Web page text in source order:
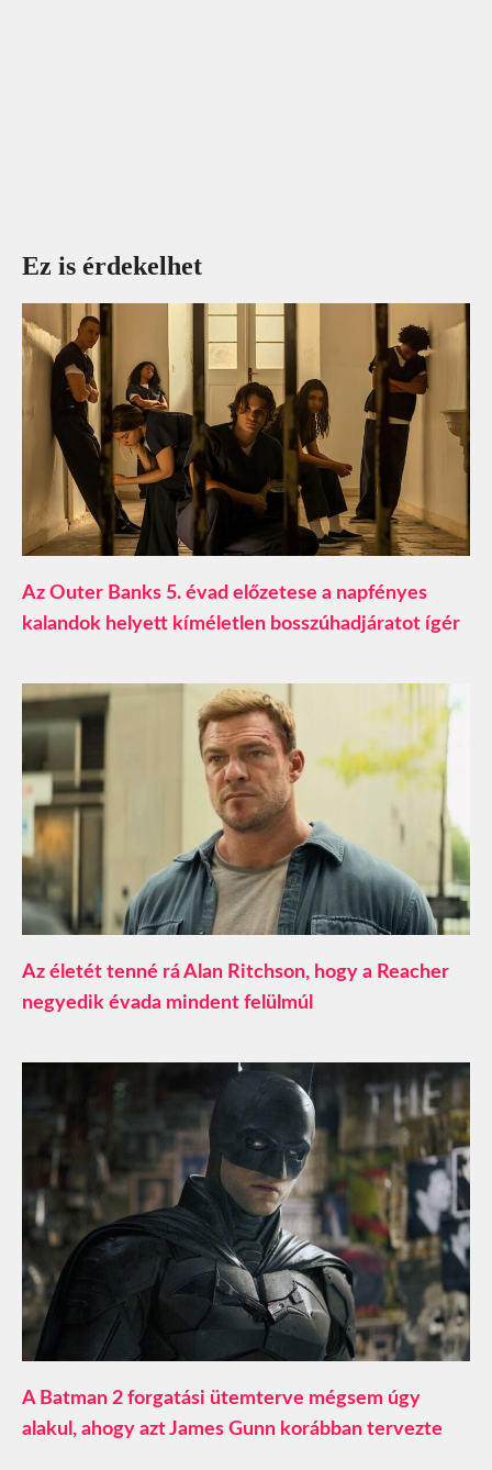
Ez is érdekelhet
Az Outer Banks 5. évad előzetese a napfényes
kalandok helyett kíméletlen bosszúhadjáratot ígér
Az életét tenné rá Alan Ritchson, hogy a Reacher
negyedik évada mindent felülmúl
A Batman 2 forgatási ütemterve mégsem úgy
alakul, ahogy azt James Gunn korábban tervezte